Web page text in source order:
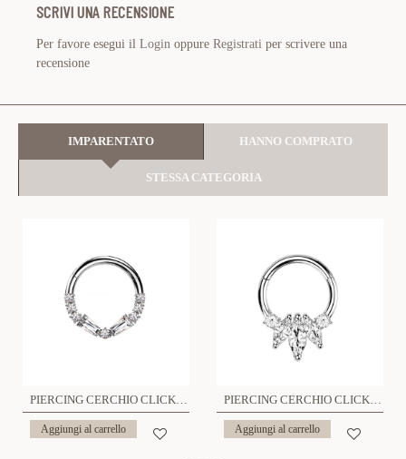
SCRIVI UNA RECENSIONE
Per favore esegui il Login oppure Registrati per scrivere una
recensione
IMPARENTATO HANNO COMPRATO
STESSA CATEGORIA
PIERCING CERCHIO CLICKER CON CRISTALLI - JQ1200C022
Aggiungi al carrello
PIERCING CERCHIO CLICKER CON CRISTALLI - JQ1200C023
Aggiungi al carrello